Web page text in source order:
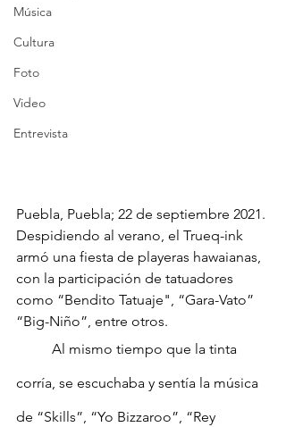
Música
Cultura
Foto
Video
Entrevista
Puebla, Puebla; 22 de septiembre 2021.
Despidiendo al verano, el Trueq-ink
armó una fiesta de playeras hawaianas,
con la participación de tatuadores
como “Bendito Tatuaje", “Gara-Vato”
“Big-Niño”, entre otros.
corría, se escuchaba y sentía la música
de “Skills”, “Yo Bizzaroo”, “Rey